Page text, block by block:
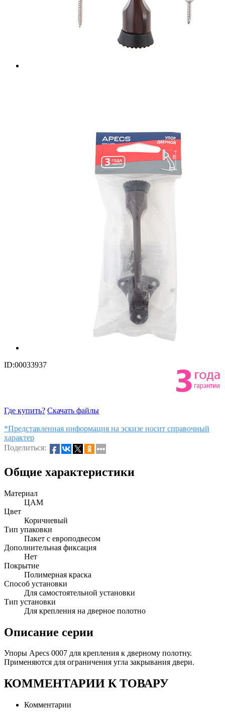
ID:00033937
Где купить? Скачать файлы
*Представленная информация на эскизе носит справочный
характер
Поделиться:
Общие характеристики
Материал
ЦАМ
Цвет
Коричневый
Тип упаковки
Пакет с европодвесом
Дополнительная фиксация
Нет
Покрытие
Полимерная краска
Способ установки
Для самостоятельной установки
Тип установки
Для крепления на дверное полотно
Описание серии
Упоры Apecs 0007 для крепления к дверному полотну.
Применяются для ограничения угла закрывания двери.
КОММЕНТАРИИ К ТОВАРУ
Комментарии